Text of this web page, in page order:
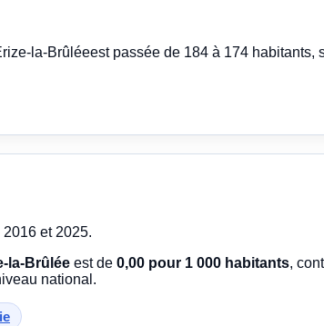
la-Brûléeest passée de 184 à 174 habitants,
et 2025.
la-Brûlée est de 0,00 pour 1 000 habitants,
national.